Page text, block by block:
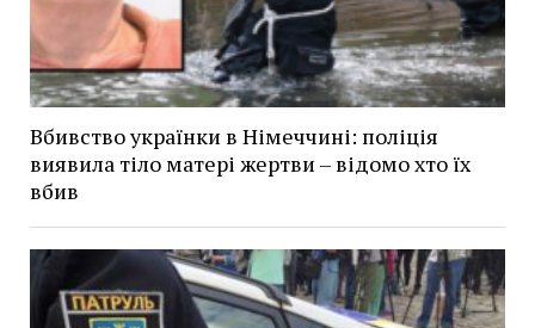
Вбивство українки в Німеччині: поліція
виявила тіло матері жертви – відомо хто їх
вбив